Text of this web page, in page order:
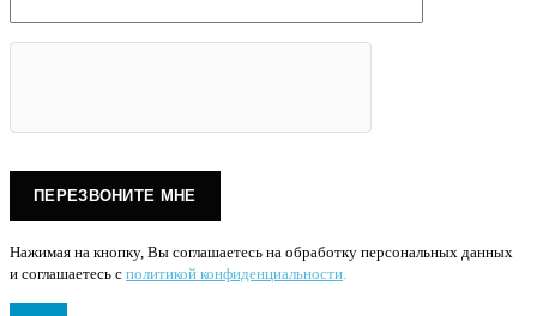
Нажимая на кнопку, Вы соглашаетесь на обработку персональных данных
и соглашаетесь с политикой конфиденциальности